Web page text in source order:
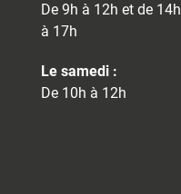
De 9h à 12h et de 14h
à 17h
Le samedi :
De 10h à 12h